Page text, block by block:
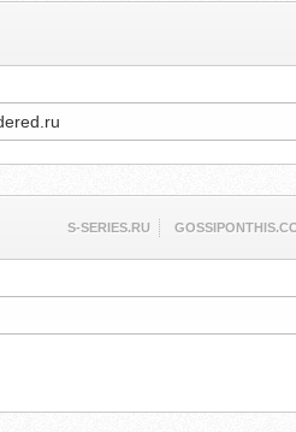
S-SERIES.RU